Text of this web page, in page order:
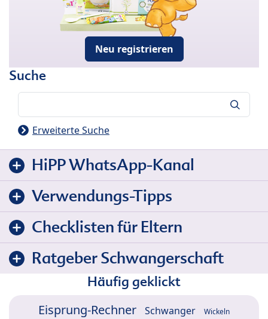
Neu registrieren
Suche
Erweiterte Suche
HiPP WhatsApp-Kanal
Verwendungs-Tipps
Checklisten für Eltern
Ratgeber Schwangerschaft
Häufig geklickt
Eisprung-Rechner Schwanger Wickeln